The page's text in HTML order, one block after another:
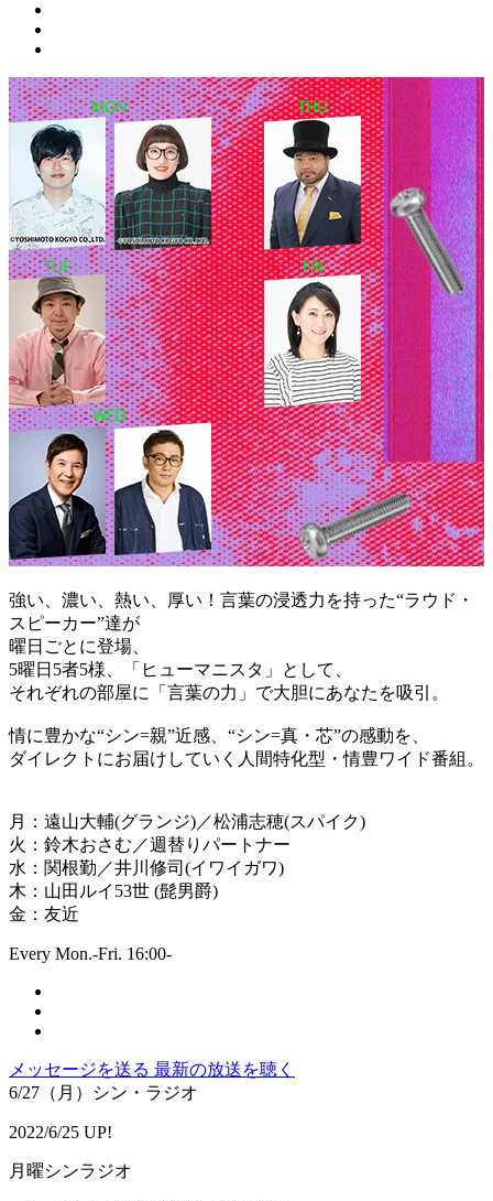
強い、濃い、熱い、厚い！言葉の浸透力を持った“ラウド・
スピーカー”達が
曜日ごとに登場、
5曜日5者5様、「ヒューマニスタ」として、
それぞれの部屋に「言葉の力」で大胆にあなたを吸引。
情に豊かな“シン=親”近感、“シン=真・芯”の感動を、
ダイレクトにお届けしていく人間特化型・情豊ワイド番組。
月：遠山大輔(グランジ)／松浦志穂(スパイク)
火：鈴木おさむ／週替りパートナー
水：関根勤／井川修司(イワイガワ)
木：山田ルイ53世 (髭男爵)
金：友近
Every Mon.-Fri. 16:00-
メッセージを送る 最新の放送を聴く
6/27（月）シン・ラジオ
2022/6/25 UP!
月曜シンラジオ